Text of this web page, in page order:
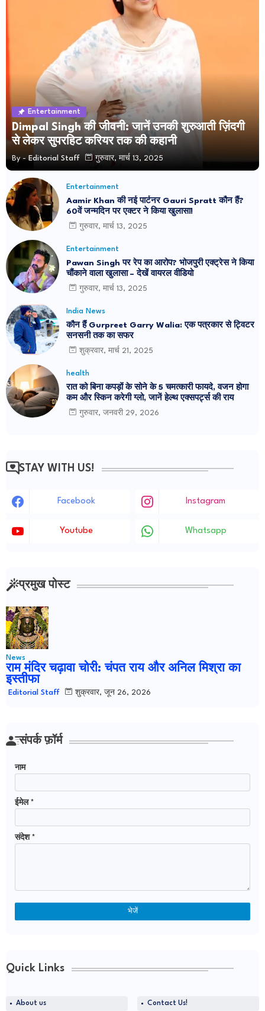
Entertainment
Dimpal Singh की जीवनी: जानें उनकी शुरुआती ज़िंदगी
से लेकर सुपरहिट करियर तक की कहानी
By - Editorial Staff गुरुवार, मार्च 13, 2025
Entertainment
Aamir Khan की नई पार्टनर Gauri Spratt कौन हैं?
60वें जन्मदिन पर एक्टर ने किया खुलासा!
गुरुवार, मार्च 13, 2025
Entertainment
Pawan Singh पर रेप का आरोप? भोजपुरी एक्ट्रेस ने किया
चौंकाने वाला खुलासा – देखें वायरल वीडियो
गुरुवार, मार्च 13, 2025
India News
कौन हैं Gurpreet Garry Walia: एक पत्रकार से ट्विटर
सनसनी तक का सफर
शुक्रवार, मार्च 21, 2025
health
रात को बिना कपड़ों के सोने के 5 चमत्कारी फायदे, वजन होगा
कम और स्किन करेगी ग्लो, जानें हेल्थ एक्सपर्ट्स की राय
गुरुवार, जनवरी 29, 2026
STAY WITH US!
Facebook Instagram
Youtube Whatsapp
प्रमुख पोस्ट
News
राम मंदिर चढ़ावा चोरी: चंपत राय और अनिल मिश्रा का
इस्तीफा
Editorial Staff शुक्रवार, जून 26, 2026
संपर्क फ़ॉर्म
नाम
ईमेल *
संदेश *
Quick Links
About us Contact Us!